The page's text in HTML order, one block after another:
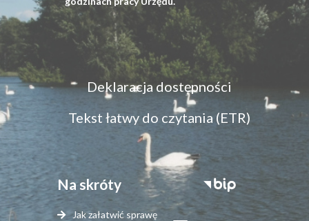
Menu
dostępność
Deklaracja dostępności
Tekst łatwy do czytania (ETR)
Na skróty
Jak załatwić sprawę
Stopka
serwisy